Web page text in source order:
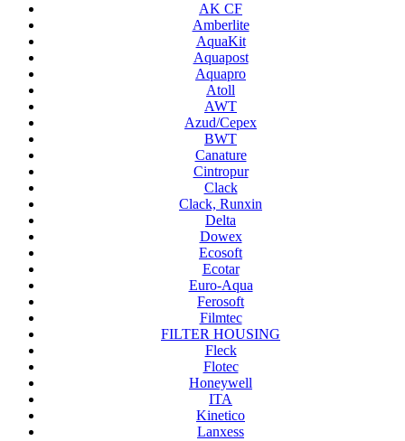
AK CF
Amberlite
AquaKit
Aquapost
Aquapro
Atoll
AWT
Azud/Cepex
BWT
Canature
Cintropur
Clack
Clack, Runxin
Delta
Dowex
Ecosoft
Ecotar
Euro-Aqua
Ferosoft
Filmtec
FILTER HOUSING
Fleck
Flotec
Honeywell
ITA
Kinetico
Lanxess